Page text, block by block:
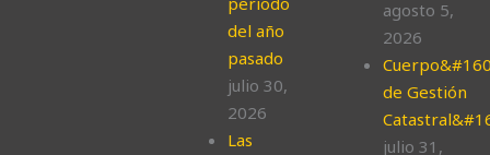
del año
pasado
julio 30,
2026
Las
agosto 5,
2026
de Gestión
julio 31,